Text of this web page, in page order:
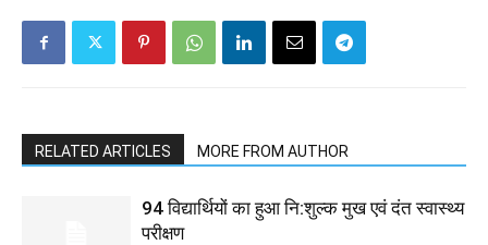
RELATED ARTICLES MORE FROM AUTHOR
94 विद्यार्थियों का हुआ नि:शुल्क मुख एवं दंत स्वास्थ्य
परीक्षण